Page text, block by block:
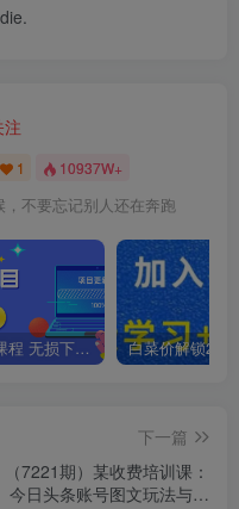
注
1 10937W+
不要忘记别人还在奔跑
全网VIP课程 无损下载~
下一篇
（7221期）某收费培训课：
今日头条账号图文玩法与细